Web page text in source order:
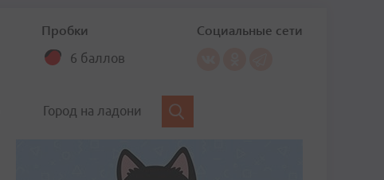
Пробки
6 баллов
Социальные сети
Город на ладони